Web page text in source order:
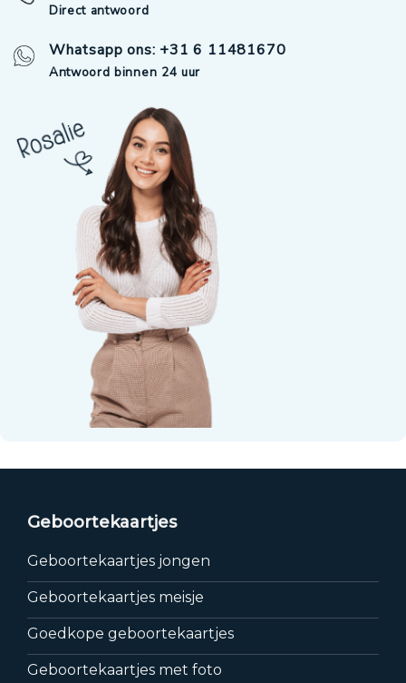
Direct antwoord
Whatsapp ons: +31 6 11481670
Antwoord binnen 24 uur
Geboortekaartjes
Geboortekaartjes jongen
Geboortekaartjes meisje
Goedkope geboortekaartjes
Geboortekaartjes met foto